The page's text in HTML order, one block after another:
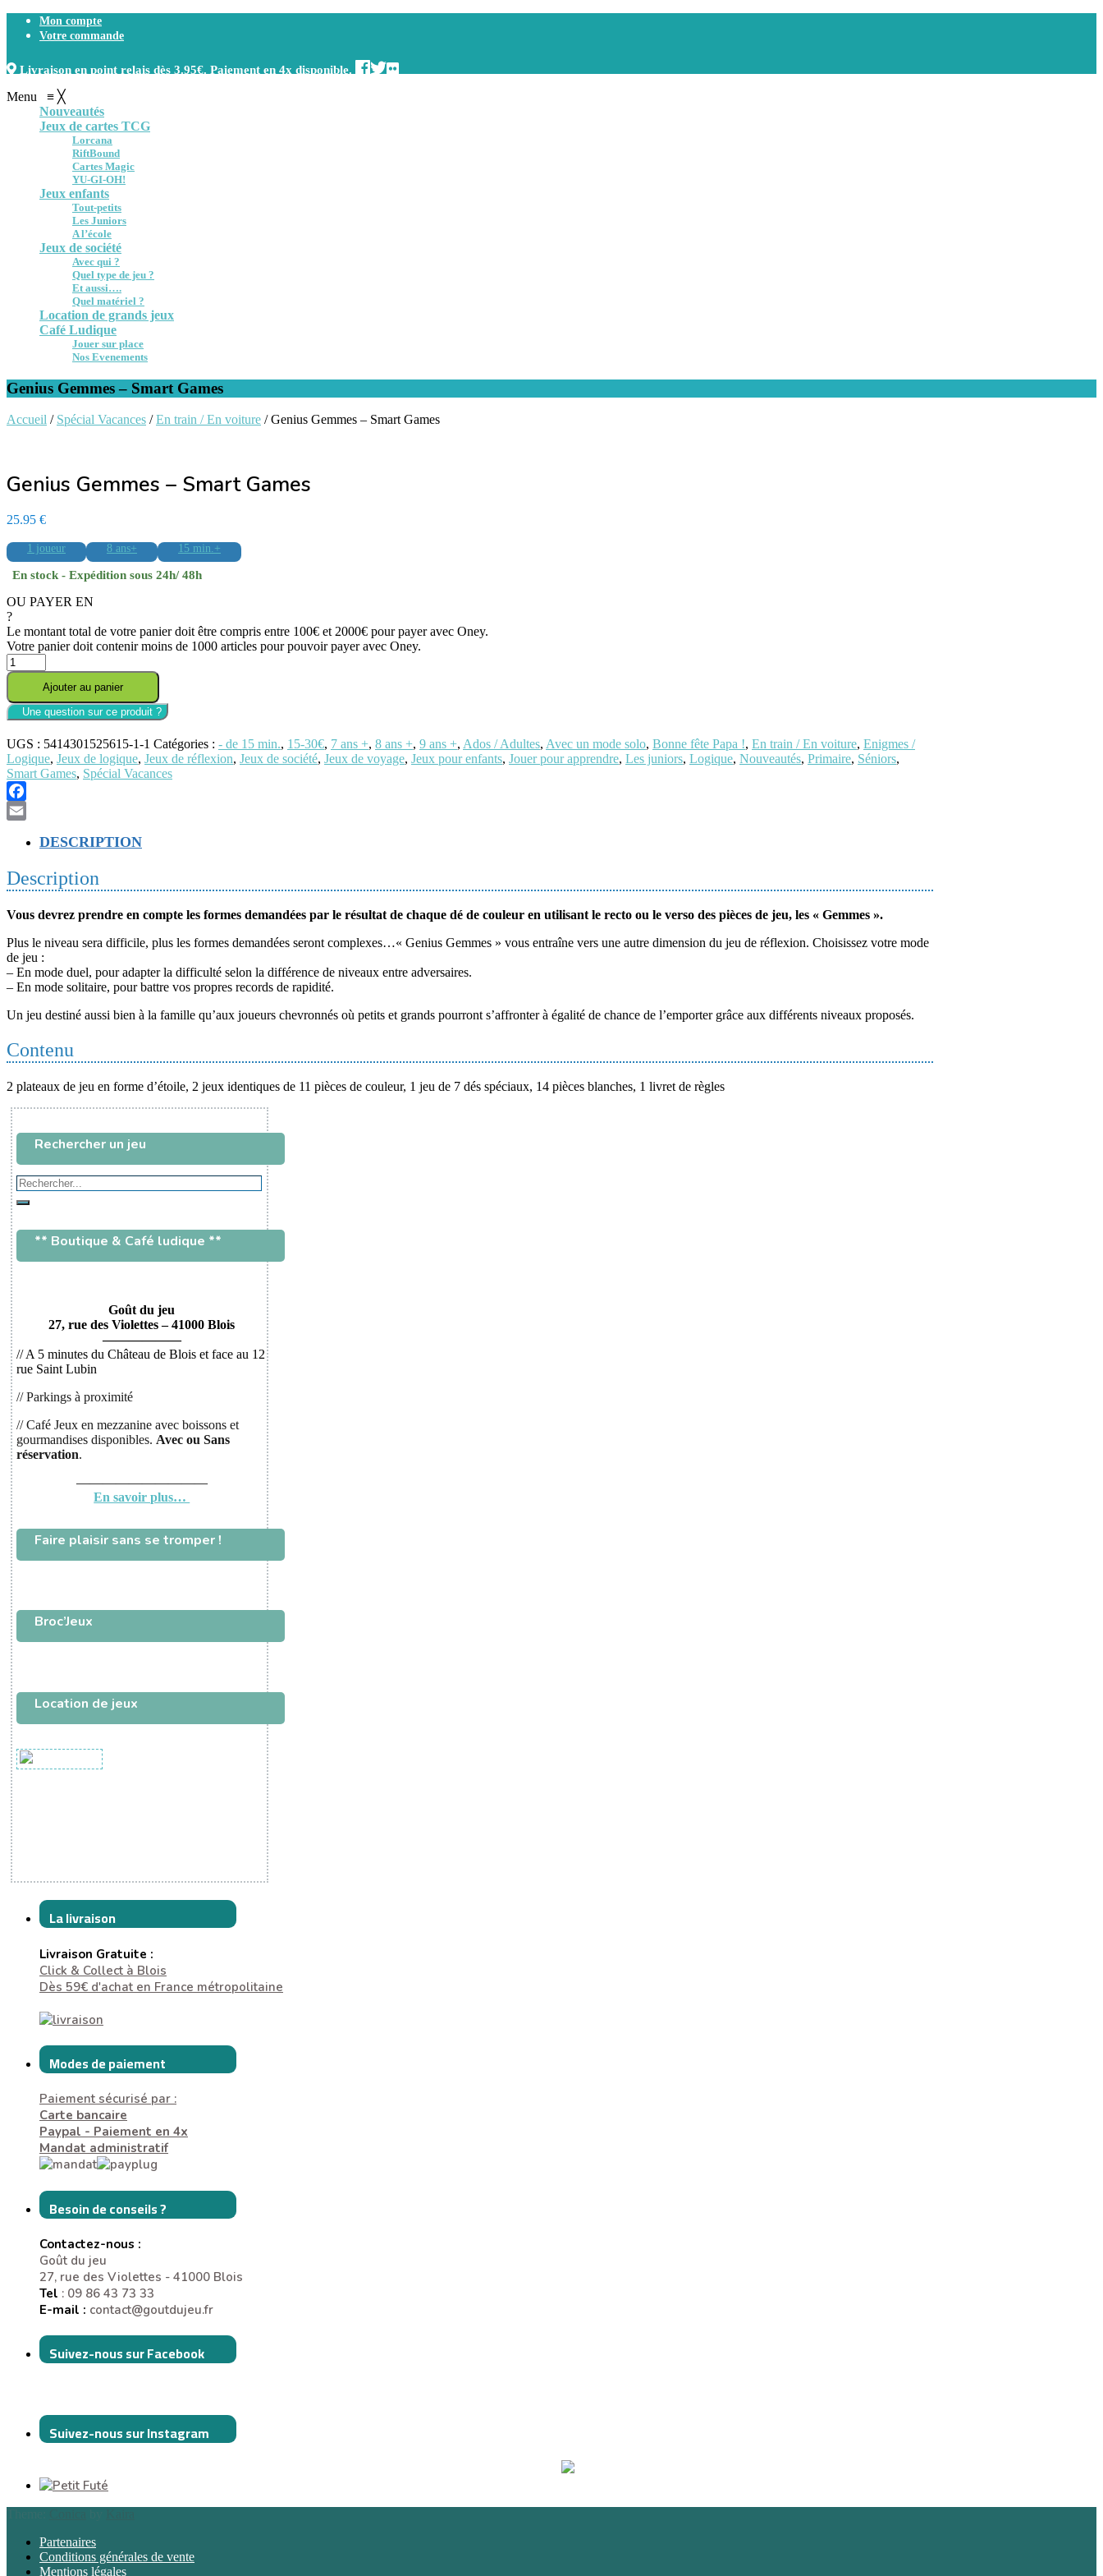
Mon compte
Votre commande
Livraison en point relais dès 3.95€. Paiement en 4x disponible.
Menu ≡ ╳
Nouveautés
Jeux de cartes TCG
Lorcana
RiftBound
Cartes Magic
YU-GI-OH!
Jeux enfants
Tout-petits
Les Juniors
A l’école
Jeux de société
Avec qui ?
Quel type de jeu ?
Et aussi….
Quel matériel ?
Location de grands jeux
Café Ludique
Jouer sur place
Nos Evenements
Genius Gemmes – Smart Games
Accueil / Spécial Vacances /En train / En voiture / Genius Gemmes – Smart Games
Genius Gemmes – Smart Games
25.95 €
1 joueur 8 ans+ 15 min.+
En stock - Expédition sous 24h/ 48h
OU PAYER EN
?
Le montant total de votre panier doit être compris entre 100€ et 2000€ pour payer avec Oney.
Votre panier doit contenir moins de 1000 articles pour pouvoir payer avec Oney.
quantité
de
Gemmes
-
Games
Ajouter au panier
UGS : 5414301525615-1-1 Catégories : - de 15 min., 15-30€, 7 ans +, 8 ans +, 9 ans +, Ados / Adultes, Avec un mode solo, Bonne fête Papa !, En train / En voiture, Enigmes /
Logique, Jeux de logique, Jeux de réflexion, Jeux de société, Jeux de voyage, Jeux pour enfants, Jouer pour apprendre, Les juniors, Logique, Nouveautés, Primaire, Séniors,
Smart Games, Spécial Vacances
Facebook
DESCRIPTION
Description
Vous devrez prendre en compte les formes demandées par le résultat de chaque dé de couleur en utilisant le recto ou le verso des pièces de jeu, les « Gemmes ».
Plus le niveau sera difficile, plus les formes demandées seront complexes…« Genius Gemmes » vous entraîne vers une autre dimension du jeu de réflexion. Choisissez votre mode
de jeu :
– En mode duel, pour adapter la difficulté selon la différence de niveaux entre adversaires.
– En mode solitaire, pour battre vos propres records de rapidité.
Un jeu destiné aussi bien à la famille qu’aux joueurs chevronnés où petits et grands pourront s’affronter à égalité de chance de l’emporter grâce aux différents niveaux proposés.
Contenu
2 plateaux de jeu en forme d’étoile, 2 jeux identiques de 11 pièces de couleur, 1 jeu de 7 dés spéciaux, 14 pièces blanches, 1 livret de règles
Rechercher un jeu
Rechercher...
Rechercher
** Boutique & Café ludique **
Goût du jeu
27, rue des Violettes – 41000 Blois
——————
// A 5 minutes du Château de Blois et face au 12
rue Saint Lubin
// Parkings à proximité
// Café Jeux en mezzanine avec boissons et
gourmandises disponibles. Avec ou Sans
réservation.
——————————
En savoir plus…
Faire plaisir sans se tromper !
Broc’Jeux
Location de jeux
La livraison
Livraison Gratuite :
Click & Collect à Blois
Dès 59€ d'achat en France métropolitaine
Modes de paiement
Paiement sécurisé par :
Carte bancaire
Paypal - Paiement en 4x
Mandat administratif
Besoin de conseils ?
Contactez-nous :
Goût du jeu
27, rue des Violettes - 41000 Blois
Tel : 09 86 43 73 33
E-mail : contact@goutdujeu.fr
Suivez-nous sur Facebook
Suivez-nous sur Instagram
Partenaires
Conditions générales de vente
Mentions légales